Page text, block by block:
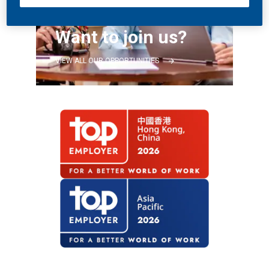
Want to join us?
VIEW ALL OUR OPPORTUNITIES